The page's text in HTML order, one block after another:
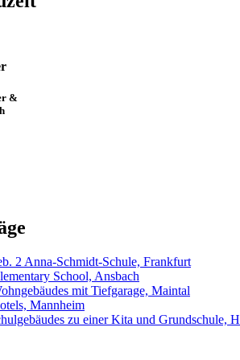
&
2 Anna-Schmidt-Schule, Frankfurt
School, Ansbach
mit Tiefgarage, Maintal
Mannheim
zu einer Kita und Grundschule,